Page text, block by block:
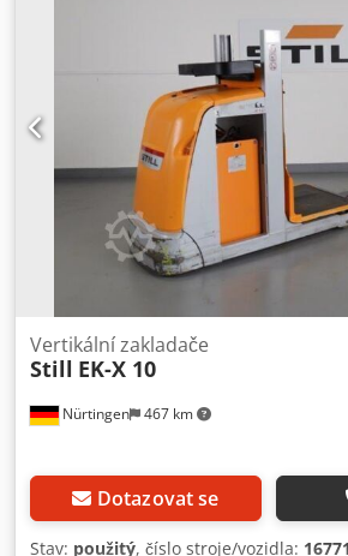
Nürtingen 467 km
Vertikální zakladače
Still EK-X 10
Dotazovat se
Stav: použitý, číslo stroje/vozidla: 16771